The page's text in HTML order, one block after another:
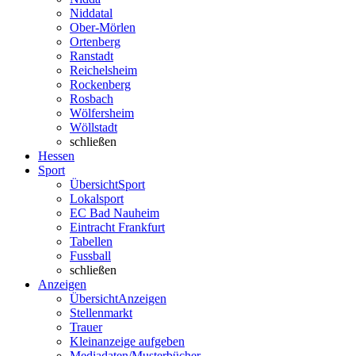
Niddatal
Ober-Mörlen
Ortenberg
Ranstadt
Reichelsheim
Rockenberg
Rosbach
Wölfersheim
Wöllstadt
schließen
Hessen
Sport
ÜbersichtSport
Lokalsport
EC Bad Nauheim
Eintracht Frankfurt
Tabellen
Fussball
schließen
Anzeigen
ÜbersichtAnzeigen
Stellenmarkt
Trauer
Kleinanzeige aufgeben